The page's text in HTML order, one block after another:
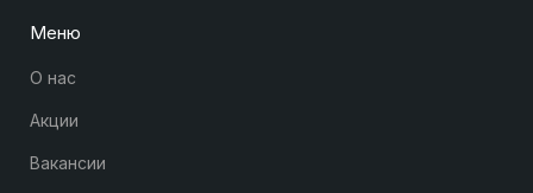
Меню
О нас
Акции
Вакансии